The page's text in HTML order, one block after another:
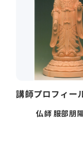
講師プロフィー
仏師 服部朋